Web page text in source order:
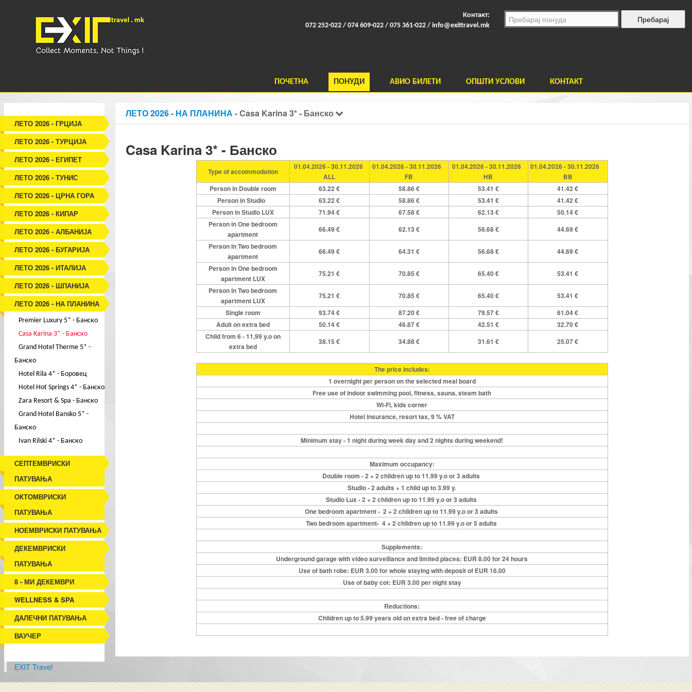
Контакт:
072 252-022 / 074 609-022 / 075 361-022 / info@exittravel.mk
ПОЧЕТНА ПОНУДИ АВИО БИЛЕТИ ОПШТИ УСЛОВИ КОНТАКТ
ЛЕТО 2026 - ГРЦИЈА
ЛЕТО 2026 - ТУРЦИЈА
ЛЕТО 2026 - ЕГИПЕТ
ЛЕТО 2026 - ТУНИС
ЛЕТО 2026 - ЦРНА ГОРА
ЛЕТО 2026 - КИПАР
ЛЕТО 2026 - АЛБАНИЈА
ЛЕТО 2026 - БУГАРИЈА
ЛЕТО 2026 - ИТАЛИЈА
ЛЕТО 2026 - ШПАНИЈА
ЛЕТО 2026 - НА ПЛАНИНА
Premier Luxury 5* - Банско
Casa Karina 3* - Банско
Grand Hotel Therme 5* -
Банско
Hotel Rila 4* - Боровец
Hotel Hot Springs 4* - Банско
Zara Resort & Spa - Банско
Grand Hotel Bansko 5* -
Банско
Ivan Rilski 4* - Банско
СЕПТЕМВРИСКИ
ПАТУВАЊА
ОКТОМВРИСКИ
ПАТУВАЊА
НОЕМВРИСКИ ПАТУВАЊА
ДЕКЕМВРИСКИ
ПАТУВАЊА
8 - МИ ДЕКЕМВРИ
WELLNESS & SPA
ДАЛЕЧНИ ПАТУВАЊА
ВАУЧЕР
EXIT Travel
ЛЕТО 2026 - НА ПЛАНИНА - Casa Karina 3* - Банско
Casa Karina 3* - Банско
Type of accommodation
01.04.2026 - 30.11.2026
ALL
01.04.2026 - 30.11.2026
FB
01.04.2026 - 30.11.2026
HB
01.04.2026 - 30.11.2026
BB
Person in Double room
63.22 € 58.86 € 53.41 €
41.42 €
Person in Studio
63.22 € 58.86 € 53.41 €
41.42 €
Person in Studio LUX
71.94 € 67.58 € 62.13 €
50.14 €
Person in One bedroom
apartment
66.49 € 62.13 € 56.68 €
44.69 €
Person in Two bedroom
apartment
66.49 € 64.31 € 56.68 €
44.69 €
Person in One bedroom
apartment LUX
75.21 € 70.85 € 65.40 €
53.41 €
Person in Two bedroom
apartment LUX
75.21 € 70.85 € 65.40 €
53.41 €
Single room
93.74 € 87.20 € 79.57 €
61.04 €
Adult on extra bed
50.14 € 46.87 € 42.51 €
32.70 €
Child from 6 - 11,99 y.o on
extra bed
38.15 € 34.88 € 31.61 € 25.07 €
The price includes:
1 overnight per person on the selected meal board
Free use of indoor swimming pool, fitness, sauna, steam bath
Wi-Fi, kids corner
Hotel insurance, resort tax, 9 % VAT
Minimum stay - 1 night during week day and 2 nights during weekend!
Maximum occupancy:
Double room - 2 + 2 children up to 11.99 y.o or 3 adults
Studio - 2 adults + 1 child up to 3.99 y.
Studio Lux - 2 + 2 children up to 11.99 y.o or 3 adults
One bedroom apartment - 2 + 2 children up to 11.99 y.o or 3 adults
Two bedroom apartment- 4 + 2 children up to 11.99 y.o or 5 adults
Supplements:
Underground garage with video surveillance and limited places: EUR 8.00 for 24 hours
Use of bath robe: EUR 3.00 for whole staying with deposit of EUR 16.00
Use of baby cot: EUR 3.00 per night stay
Reductions:
Children up to 5.99 years old on extra bed - free of charge